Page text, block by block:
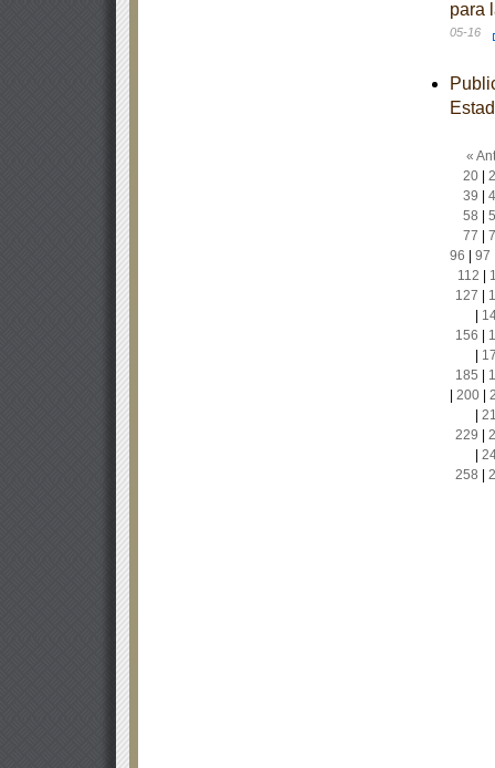
para
05-16
«
20|
39
58
77
96
97
112
127
156
185
200|
229
258